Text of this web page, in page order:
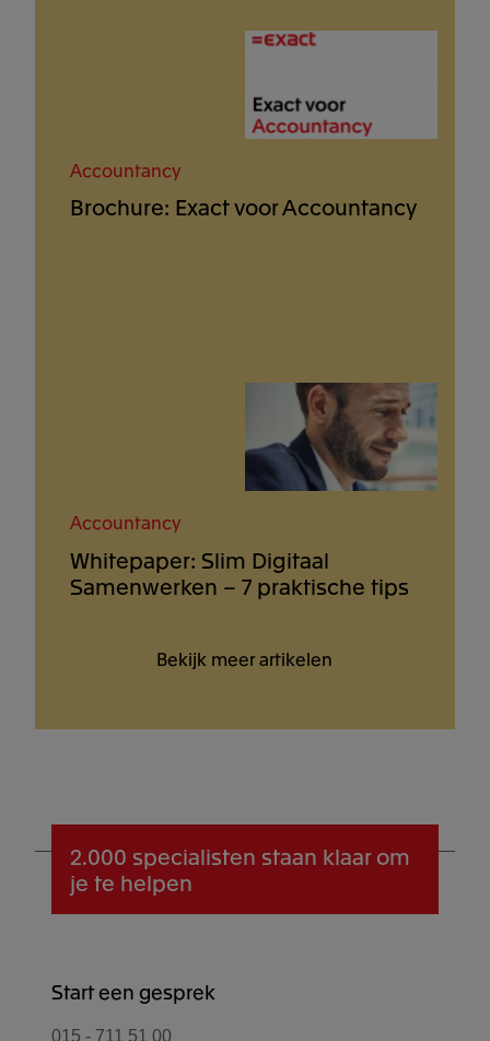
Accountancy
Brochure: Exact voor Accountancy
Accountancy
Whitepaper: Slim Digitaal
Samenwerken – 7 praktische tips
Bekijk meer artikelen
2.000 specialisten staan klaar om
je te helpen
Start een gesprek
015 - 711 51 00